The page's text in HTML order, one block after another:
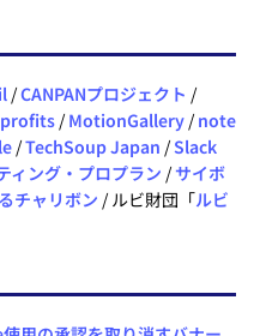
/CANPANプロジェクト /
/ MotionGallery / note
/TechSoup Japan /Slack
ィング・プロプラン /サイボ
チャリボン / ルビ財団「ルビ